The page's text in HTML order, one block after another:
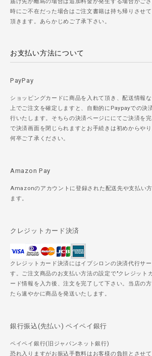
時にご不在だった場合はご注文書籍は持ち帰りさせ
頂きます。あらかじめご了承下さい。
お支払い方法について
PayPay
ショッピングカードに商品を入れて頂き、配送情報
上でご注文を確定しますと、自動的にPaypayでの決
行いたします。そちらの決済ページににてご決済を
で決済画面を閉じられますとお手続きは初めからやり
何卒ご了承ください。
Amazon Pay
Amazonのアカウントに登録された配送先や支払い
ます。
クレジットカード決済
クレジットカード決済にはイプシロンの決済代行サ
す。ご注文商品のお支払い方法の設定で"クレジット
ード情報を入力後、注文を完了して下さい。当店の
たら速やかに商品を発送いたします。
銀行振込(先払い) ペイペイ銀行
ペイペイ銀行(旧ジャパンネット銀行)
恐れ入りますがお振込手数料はお客様の負担とさせ